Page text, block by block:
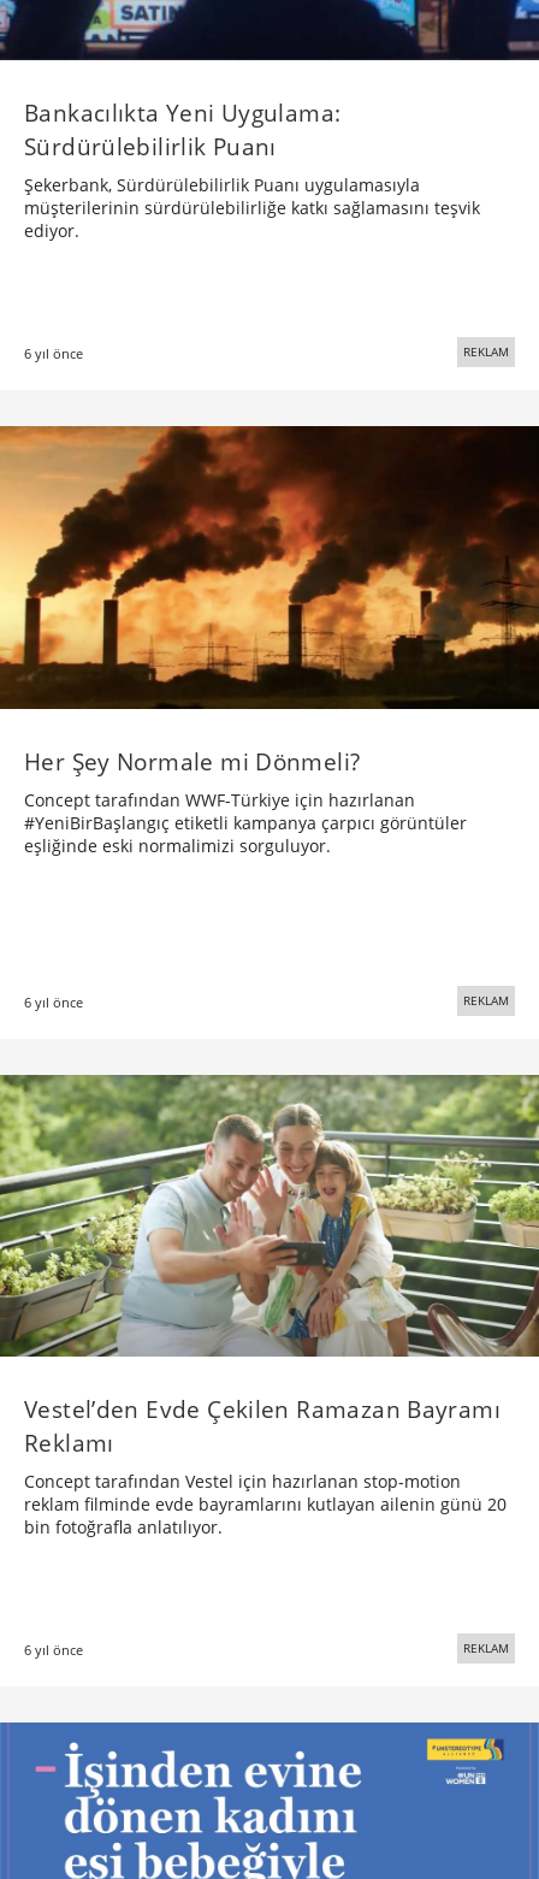
Bankacılıkta Yeni Uygulama:
Sürdürülebilirlik Puanı
Şekerbank, Sürdürülebilirlik Puanı uygulamasıyla
müşterilerinin sürdürülebilirliğe katkı sağlamasını teşvik
ediyor.
6 yıl önce REKLAM
Her Şey Normale mi Dönmeli?
Concept tarafından WWF-Türkiye için hazırlanan
#YeniBirBaşlangıç etiketli kampanya çarpıcı görüntüler
eşliğinde eski normalimizi sorguluyor.
6 yıl önce REKLAM
Vestel’den Evde Çekilen Ramazan Bayramı
Reklamı
Concept tarafından Vestel için hazırlanan stop-motion
reklam filminde evde bayramlarını kutlayan ailenin günü 20
bin fotoğrafla anlatılıyor.
6 yıl önce REKLAM